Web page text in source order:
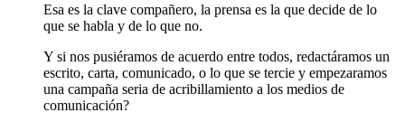
Esa es la clave compañero, la prensa es la que decide de lo
que se habla y de lo que no.
Y si nos pusiéramos de acuerdo entre todos, redactáramos un
escrito, carta, comunicado, o lo que se tercie y empezaramos
una campaña seria de acribillamiento a los medios de
comunicación?